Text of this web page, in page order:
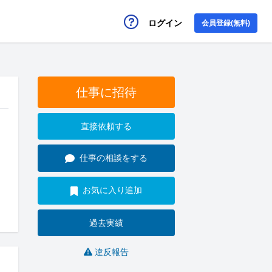
ログイン 会員登録(無料)
仕事に招待
直接依頼する
仕事の相談をする
お気に入り追加
過去実績
違反報告